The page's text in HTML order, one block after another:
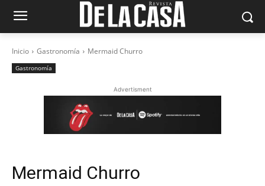
Inicio Gastronomía Mermaid Churro
Gastronomía
Advertisment
Mermaid Churro